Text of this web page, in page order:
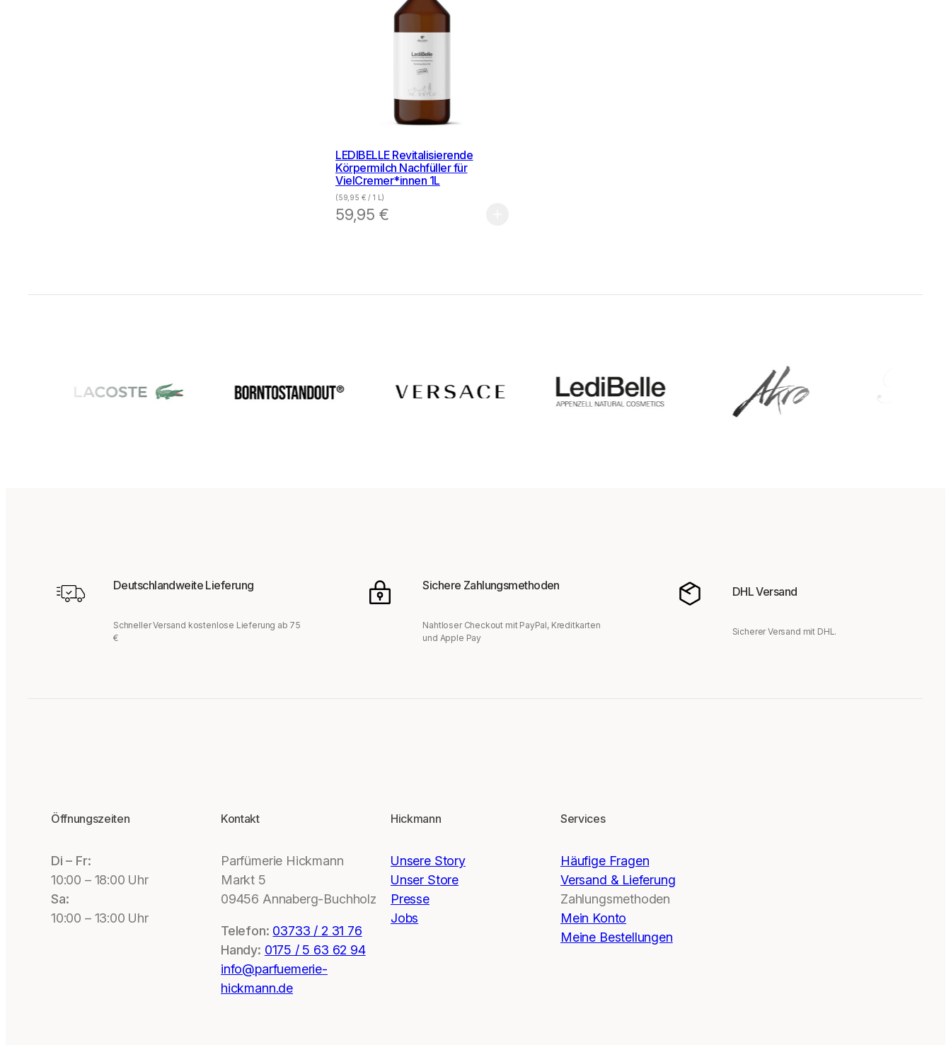
LEDIBELLE Revitalisierende
Körpermilch Nachfüller für
VielCremer*innen 1L
(59,95 € / 1 L)
59,95 €
Deutschlandweite Lieferung
Schneller Versand kostenlose Lieferung ab 75
€
Sichere Zahlungsmethoden
Nahtloser Checkout mit PayPal, Kreditkarten
und Apple Pay
DHL Versand
Sicherer Versand mit DHL.
Öffnungszeiten
Di – Fr:
10:00 – 18:00 Uhr
Sa:
10:00 – 13:00 Uhr
Kontakt
Parfümerie Hickmann
Markt 5
09456 Annaberg-Buchholz
Telefon: 03733 / 2 31 76
Handy: 0175 / 5 63 62 94
info@parfuemerie-
hickmann.de
Hickmann
Unsere Story
Unser Store
Presse
Jobs
Services
Häufige Fragen
Versand & Lieferung
Zahlungsmethoden
Mein Konto
Meine Bestellungen